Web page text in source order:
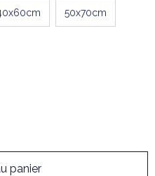
50x70cm
panier